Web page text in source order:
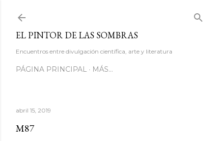
EL PINTOR DE LAS SOMBRAS
Encuentros entre divulgación científica, arte y literatura
PÁGINA PRINCIPAL MÁS…
abril 15, 2019
M87